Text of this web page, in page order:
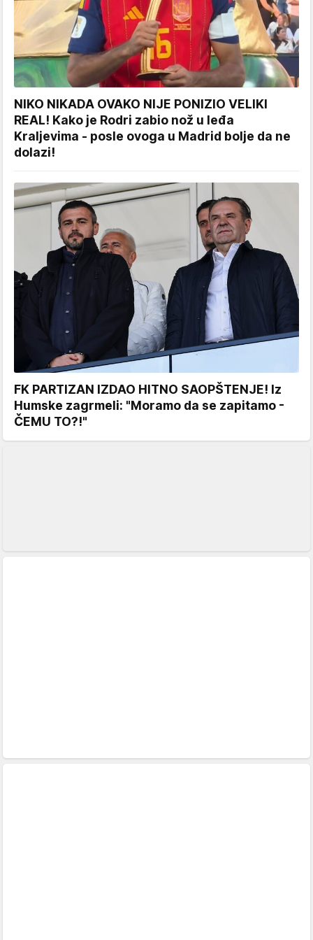
NIKO NIKADA OVAKO NIJE PONIZIO VELIKI
REAL! Kako je Rodri zabio nož u leđa
Kraljevima - posle ovoga u Madrid bolje da ne
dolazi!
FK PARTIZAN IZDAO HITNO SAOPŠTENJE! Iz
Humske zagrmeli: "Moramo da se zapitamo -
ČEMU TO?!"